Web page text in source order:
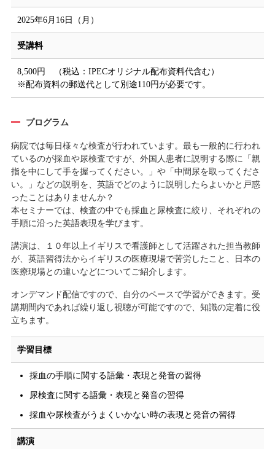
2025年6月16日（月）
受講料
8,500円 （税込：IPECオリジナル配布資料代含む）
※配布資料の郵送代として別途110円が必要です。
プログラム
病院では毎日様々な検査が行われています。最も一般的に行われ
ているのが採血や尿検査ですが、外国人患者に説明する際に「親
指を中にして手を握ってください。」や「中間尿を取ってくださ
い。」などの説明を、英語でどのように説明したらよいかと戸惑
ったことはありませんか？
本セミナーでは、検査の中でも採血と尿検査に絞り、それぞれの
手順に沿った英語表現を学びます。
講演は、１０年以上イギリスで看護師として活躍された担当教師
が、英語習得法からイギリスの医療現場で苦労したこと、日本の
医療現場との違いなどについてご紹介します。
オンデマンド配信ですので、自分のペースで学習ができます。受
講期間内であれば繰り返し視聴が可能ですので、知識の定着に役
立ちます。
学習目標
採血の手順に関する語彙・表現と発音の習得
尿検査に関する語彙・表現と発音の習得
採血や尿検査がうまくいかない時の表現と発音の習得
講演